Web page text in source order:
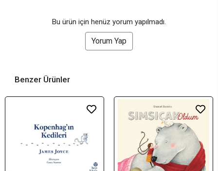
Bu ürün için henüz yorum yapılmadı.
Yorum Yap
Benzer Ürünler